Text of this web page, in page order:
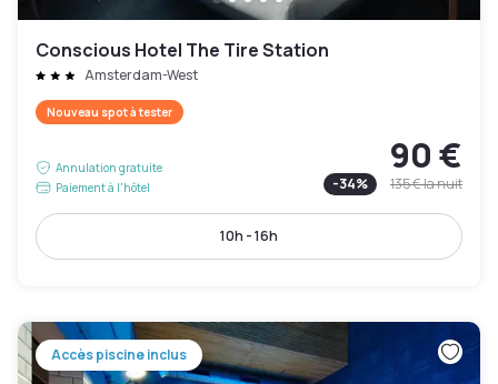
Conscious Hotel The Tire Station
Amsterdam-West
Nouveau spot à tester
Annulation gratuite
Paiement à l'hôtel
90 €
-34% 135 €la nuit
10h - 16h
Accès piscine inclus